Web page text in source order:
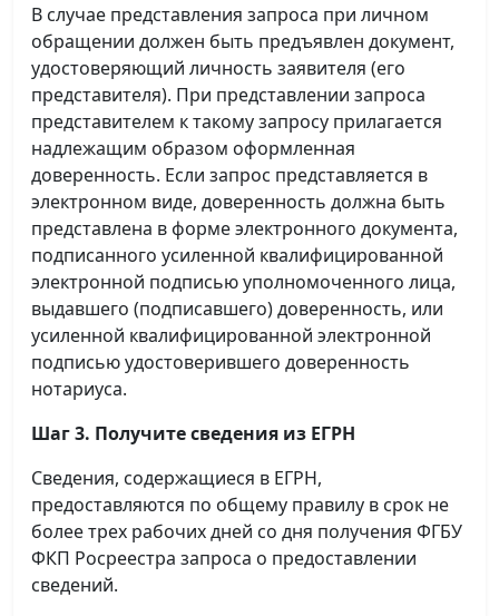
В случае представления запроса при личном
обращении должен быть предъявлен документ,
удостоверяющий личность заявителя (его
представителя). При представлении запроса
представителем к такому запросу прилагается
надлежащим образом оформленная
доверенность. Если запрос представляется в
электронном виде, доверенность должна быть
представлена в форме электронного документа,
подписанного усиленной квалифицированной
электронной подписью уполномоченного лица,
выдавшего (подписавшего) доверенность, или
усиленной квалифицированной электронной
подписью удостоверившего доверенность
нотариуса.
Шаг 3. Получите сведения из ЕГРН
Сведения, содержащиеся в ЕГРН,
предоставляются по общему правилу в срок не
более трех рабочих дней со дня получения ФГБУ
ФКП Росреестра запроса о предоставлении
сведений.